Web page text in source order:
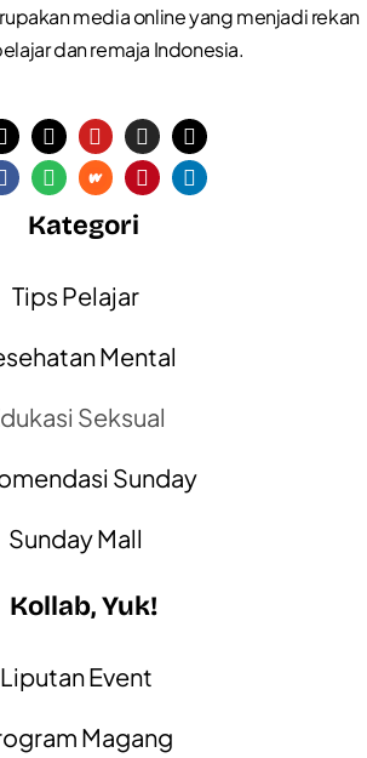
media online yang menjadi rekan
dan remaja Indonesia.
Kategori
Tips Pelajar
Mental
Seksual
Sunday
Sunday Mall
Kollab, Yuk!
Liputan Event
Magang